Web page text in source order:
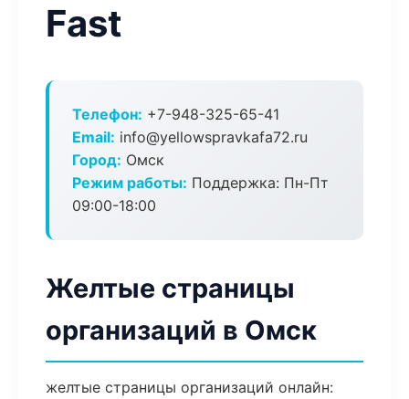
Fast
Телефон: +7-948-325-65-41
Email: info@yellowspravkafa72.ru
Город: Омск
Режим работы: Поддержка: Пн-Пт
09:00-18:00
Желтые страницы
организаций в Омск
желтые страницы организаций онлайн: